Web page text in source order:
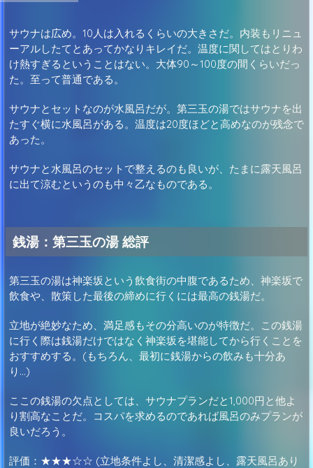
サウナは広め。10人は入れるくらいの大きさだ。内装もリニュ
ーアルしたてとあってかなりキレイだ。温度に関してはとりわ
け熱すぎるということはない。大体90～100度の間くらいだっ
た。至って普通である。
サウナとセットなのが水風呂だが。第三玉の湯ではサウナを出
たすぐ横に水風呂がある。温度は20度ほどと高めなのが残念で
あった。
サウナと水風呂のセットで整えるのも良いが、たまに露天風呂
に出て涼むというのも中々乙なものである。
銭湯：第三玉の湯 総評
第三玉の湯は神楽坂という飲食街の中腹であるため、神楽坂で
飲食や、散策した最後の締めに行くには最高の銭湯だ。
立地が絶妙なため、満足感もその分高いのが特徴だ。この銭湯
に行く際は銭湯だけではなく神楽坂を堪能してから行くことを
おすすめする。(もちろん、最初に銭湯からの飲みも十分あ
り…)
ここの銭湯の欠点としては、サウナプランだと1,000円と他よ
り割高なことだ。コスパを求めるのであれば風呂のみプランが
良いだろう。
評価：★★★☆☆ (立地条件よし、清潔感よし、露天風呂あり